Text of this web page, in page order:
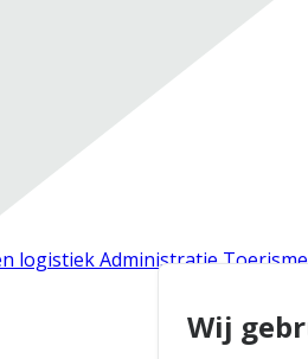
logistiekAdministratie
Wij